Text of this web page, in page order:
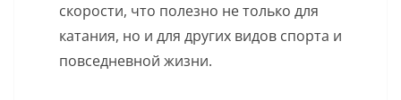
скорости, что полезно не только для
катания, но и для других видов спорта и
повседневной жизни.